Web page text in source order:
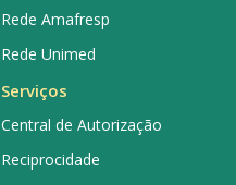
Rede Amafresp
Rede Unimed
Serviços
Central de Autorização
Reciprocidade